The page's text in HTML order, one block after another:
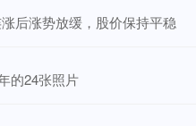
后涨势放缓，股价保持平稳
的24张照片